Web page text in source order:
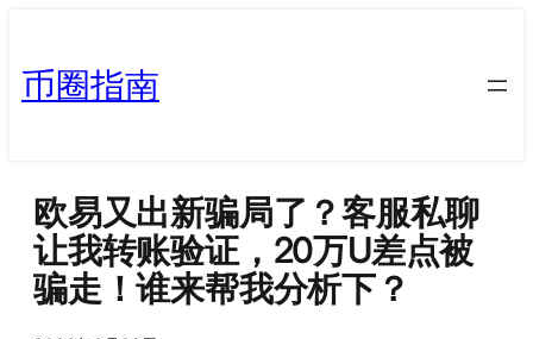
币圈指南
欧易又出新骗局了？客服私聊
让我转账验证，20万U差点被
骗走！谁来帮我分析下？